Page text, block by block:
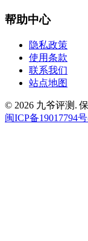
帮助中心
隐私政策
使用条款
联系我们
站点地图
© 2026 九爷评测.
闽ICP备19017794号